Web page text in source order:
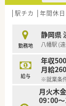
駅チカ 年間休
勤務地
静岡県
八幡駅 (
給与
年収
月給
※就業条
月火木金
09：00